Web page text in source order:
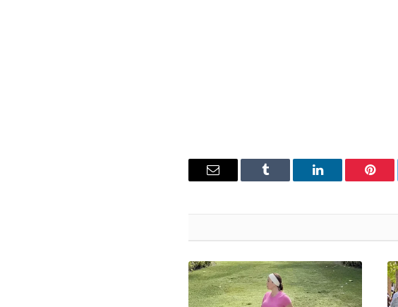
بينتيريستلينكدإن Tumblr
البريد